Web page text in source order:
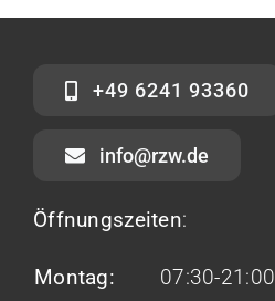
+49 6241 93360
info@rzw.de
Öffnungszeiten:
Montag:
07:30-21:00